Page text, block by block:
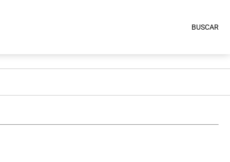
BUSCAR